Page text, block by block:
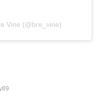
Vine (@bre_vine)